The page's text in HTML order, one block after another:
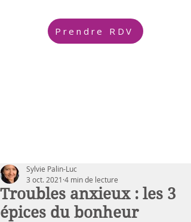
Prendre RDV
Troubles anxieux : les 3
épices du bonheur
Sylvie Palin-Luc
3 oct. 2021 4 min de lecture